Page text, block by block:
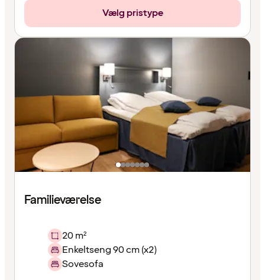
Vælg pristype
Familieværelse
20 m²
Enkeltseng 90 cm (x2)
Sovesofa